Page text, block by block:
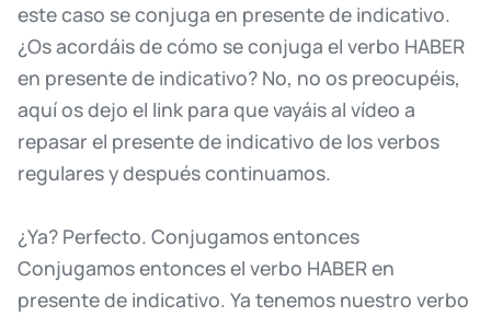
estecaso seconjuga en presentede indicativo.
¿Osacordáisdecómo seconjuga el verbo HABER
en presentede indicativo? No, no os preocupéis,
aquíosdejo el link para quevayáisal vídeo a
repasar el presentede indicativo de losverbos
regularesydespuéscontinuamos.
¿Ya? Perfecto. Conjugamosentonces
Conjugamosentoncesel verbo HABERen
presentede indicativo. Ya tenemos nuestro verbo